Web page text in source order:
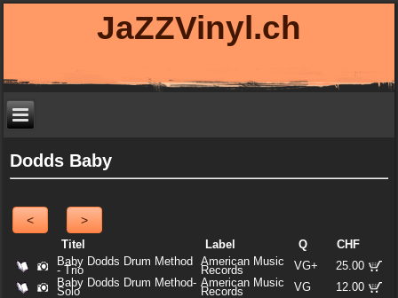
JaZZVinyl.ch
Dodds Baby
< >
Titel Label Q
CHF
Baby Dodds Drum Method
- Trio
American Music
Records VG+
25.00
Baby Dodds Drum Method-
Solo
American Music
Records VG
12.00